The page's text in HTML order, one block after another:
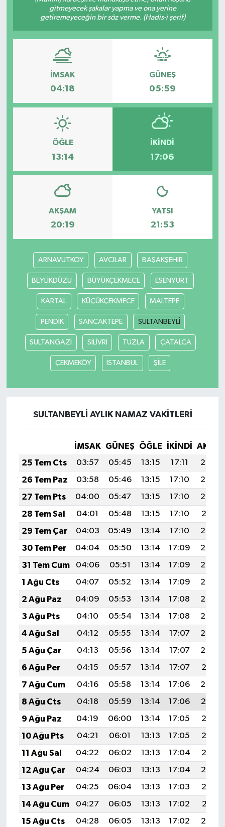
gitmeyecek şakalar yapma ve ona yerine
getiremeyeceğin bir söz verme. (Hadis-i şerif)
İMSAK
04:18
GÜNEŞ
05:59
ÖĞLE
13:14
İKINDI
17:06
AKŞAM
20:19
YATSI
21:53
ARNAVUTKOY AVCILAR BAŞAKŞEHİR
BEYLİKDÜZÜ BÜYÜKÇEKMECE ESENYURT
KARTAL KÜÇÜKÇEKMECE MALTEPE
PENDİK SANCAKTEPE SULTANBEYLİ
SULTANGAZİ SİLİVRİ TUZLA ÇATALCA
ÇEKMEKÖY İSTANBUL ŞİLE
SULTANBEYLİ AYLIK NAMAZ VAKITLERI
İMSAK GÜNEŞ ÖĞLE İKINDI
25 Tem Cts
03:57 05:45 13:15 17:11
20:34
26 Tem Paz
03:58 05:46 13:15 17:10
20:33
27 Tem Pts
04:00 05:47 13:15 17:10
20:32
28 Tem Sal
04:01 05:48 13:15 17:10
20:31
29 Tem Çar
04:03 05:49 13:14 17:10
20:30
30 Tem Per
04:04 05:50 13:14 17:09
20:29
31 Tem Cum
04:06 05:51 13:14 17:09
20:28
1 Ağu Cts
04:07 05:52 13:14 17:09
20:27
2 Ağu Paz
04:09 05:53 13:14 17:08
20:26
3 Ağu Pts
04:10 05:54 13:14 17:08
20:25
4 Ağu Sal
04:12 05:55 13:14 17:07
20:24
5 Ağu Çar
04:13 05:56 13:14 17:07
20:23
6 Ağu Per
04:15 05:57 13:14 17:07
20:21
7 Ağu Cum
04:16 05:58 13:14 17:06
20:20
8 Ağu Cts
04:18 05:59 13:14 17:06
20:19
9 Ağu Paz
04:19 06:00 13:14 17:05
20:18
10 Ağu Pts
04:21 06:01 13:13 17:05
20:16
11 Ağu Sal
04:22 06:02 13:13 17:04
20:15
12 Ağu Çar
04:24 06:03 13:13 17:04
20:14
13 Ağu Per
04:25 06:04 13:13 17:03
20:12
14 Ağu Cum
04:27 06:05 13:13 17:02
20:11
15 Ağu Cts
04:28 06:05 13:13 17:02
20:10
Ekonomi
Tokat Haber